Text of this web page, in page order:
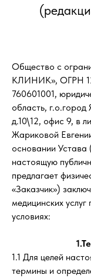
Общество с
КЛИНИК», ОГРН
760601001,
область, г.о.город
д.10\12, офис 9, в
Жариковой
основании Устава
настоящую
предлагает
«Заказчик»)
медицинских
условиях:
1.1 Для целей
термины и